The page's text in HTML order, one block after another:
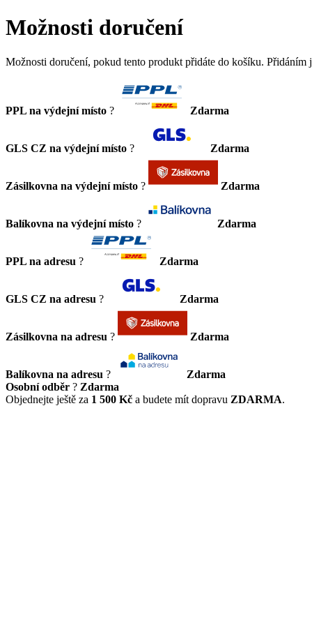
Možnosti doručení
Možnosti doručení, pokud tento produkt přidáte do košíku.
PPL na výdejní místo ? Zdarma
GLS CZ na výdejní místo ? Zdarma
Zásilkovna na výdejní místo ? Zdarma
Balíkovna na výdejní místo ? Zdarma
PPL na adresu ? Zdarma
GLS CZ na adresu ? Zdarma
Zásilkovna na adresu ? Zdarma
Balíkovna na adresu ?
Zdarma
Osobní odběr ? Zdarma
Objednejte ještě za 1 500 Kč a budete mít dopravu ZDARMA.